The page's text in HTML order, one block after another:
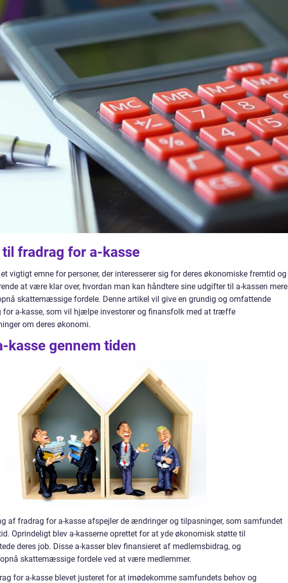
fradrag for a-kasse
vigtigt emne for personer, der interesserer sig for deres økonomiske fremtid og
at være klar over, hvordan man kan håndtere sine udgifter til a-kassen mere
skattemæssige fordele. Denne artikel vil give en grundig og omfattende
a-kasse, som vil hjælpe investorer og finansfolk med at træffe
om deres økonomi.
kasse gennem tiden
af fradrag for a-kasse afspejler de ændringer og tilpasninger, som samfundet
Oprindeligt blev a-kasserne oprettet for at yde økonomisk støtte til
deres job. Disse a-kasser blev finansieret af medlemsbidrag, og
skattemæssige fordele ved at være medlemmer.
for a-kasse blevet justeret for at imødekomme samfundets behov og